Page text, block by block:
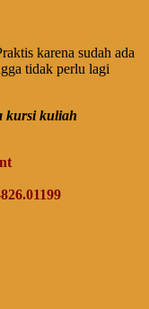
karena sudah ada
tidak perlu lagi
kursi kuliah